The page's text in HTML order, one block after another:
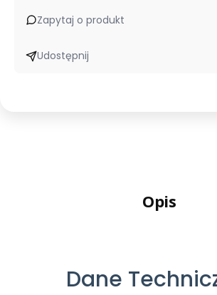
Zapytaj o produkt
Udostępnij
Opis
Dane